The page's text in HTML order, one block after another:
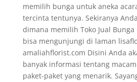
memilih bunga untuk aneka
tercinta tentunya. Sekiranya
dimana memilih Toko Jual
bisa mengunjungi di laman
amaliahflorist.com Disini Anda
banyak informasi tentang
paket-paket yang menarik.